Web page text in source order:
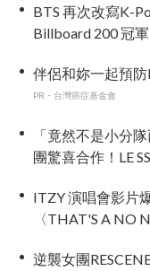
BTS 再次改寫K-
Billboard 200 冠
伴侶和妳一起預
PR・台灣癌症基金會
「竟然不是小分
團驚喜合作！LE
ITZY 演唱會影片
〈THAT'S A NO
逆襲女團